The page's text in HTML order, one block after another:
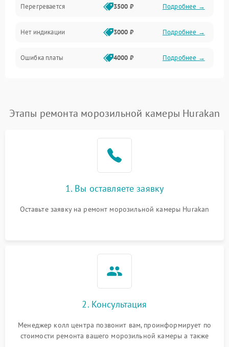
Перегревается 3500 ₽ Подробнее →
Нет индикации 3000 ₽ Подробнее →
Ошибка платы 4000 ₽ Подробнее →
Этапы ремонта морозильной камеры Hurakan
1. Вы оставляете заявку
Оставьте заявку на ремонт морозильной камеры Hurakan
2. Консультация
Менеджер колл центра позвонит вам, проинформирует по
стоимости ремонта вашего морозильной камеры а также